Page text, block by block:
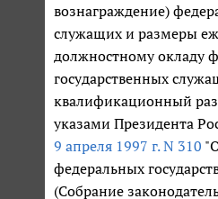
вознаграждение)
служащих и размеры
должностному окладу
государственных
квалификационный
указами Президента
9 апреля 1997 г. N 310
федеральных
(Собрание